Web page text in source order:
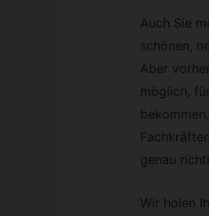
Auch Sie
schönen,
Aber
möglich,
genau
Wir holen